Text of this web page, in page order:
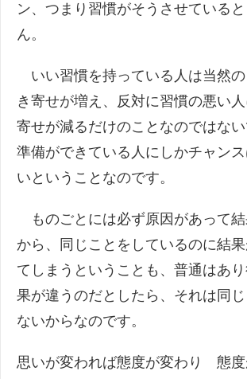
ン、つまり習慣がそうさせている
ん。
いい習慣を持っている人は当然の
き寄せが増え、反対に習慣の悪い
寄せが減るだけのことなのではない
準備ができている人にしかチャン
いということなのです。
ものごとには必ず原因があって
から、同じことをしているのに結
てしまうということも、普通はあ
果が違うのだとしたら、それは同
ないからなのです。
思いが変われば態度が変わり 態